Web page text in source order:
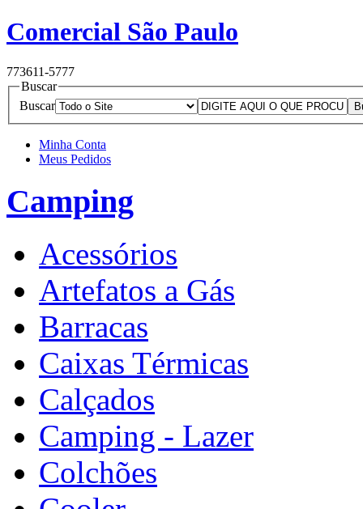
Comercial São Paulo
773611-5777
Buscar
Buscar
Minha Conta
Meus Pedidos
Camping
Acessórios
Artefatos a Gás
Barracas
Caixas Térmicas
Calçados
Camping - Lazer
Colchões